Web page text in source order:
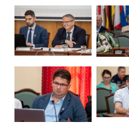
Ugrás a galéria utánra